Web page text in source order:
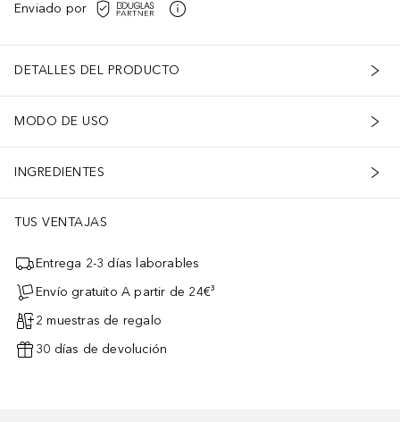
Enviado por
DETALLES DEL PRODUCTO
MODO DE USO
INGREDIENTES
TUS VENTAJAS
Entrega 2-3 días laborables
Envío gratuito A partir de 24€³
2 muestras de regalo
30 días de devolución